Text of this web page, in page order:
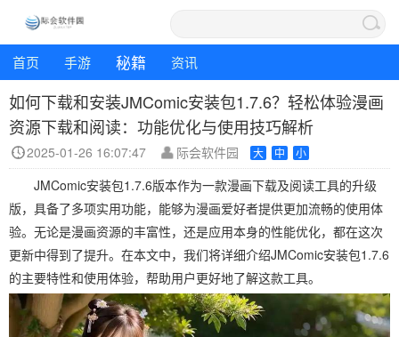
首页 手游 秘籍 资讯
如何下载和安装JMComic安装包1.7.6？轻松体验漫画
资源下载和阅读：功能优化与使用技巧解析
2025-01-26 16:07:47 际会软件园 大 中 小
JMComic安装包1.7.6版本作为一款漫画下载及阅读工具的升级
版，具备了多项实用功能，能够为漫画爱好者提供更加流畅的使用体
验。无论是漫画资源的丰富性，还是应用本身的性能优化，都在这次
更新中得到了提升。在本文中，我们将详细介绍JMComic安装包1.7.6
的主要特性和使用体验，帮助用户更好地了解这款工具。